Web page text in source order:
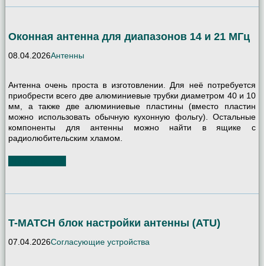
Оконная антенна для диапазонов 14 и 21 МГц
08.04.2026Антенны
Антенна очень проста в изготовлении. Для неё потребуется
приобрести всего две алюминиевые трубки диаметром 40 и 10
мм, а также две алюминиевые пластины (вместо пластин
можно использовать обычную кухонную фольгу). Остальные
компоненты для антенны можно найти в ящике с
радиолюбительским хламом.
T-MATCH блок настройки антенны (ATU)
07.04.2026Согласующие устройства